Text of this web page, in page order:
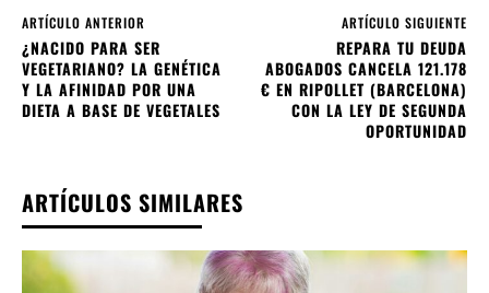
ARTÍCULO ANTERIOR
¿NACIDO PARA SER
VEGETARIANO? LA GENÉTICA
Y LA AFINIDAD POR UNA
DIETA A BASE DE VEGETALES
ARTÍCULO SIGUIENTE
REPARA TU DEUDA
ABOGADOS CANCELA 121.178
€ EN RIPOLLET (BARCELONA)
CON LA LEY DE SEGUNDA
OPORTUNIDAD
ARTÍCULOS SIMILARES